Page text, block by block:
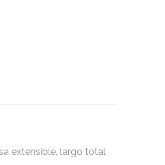
extensible, largo total